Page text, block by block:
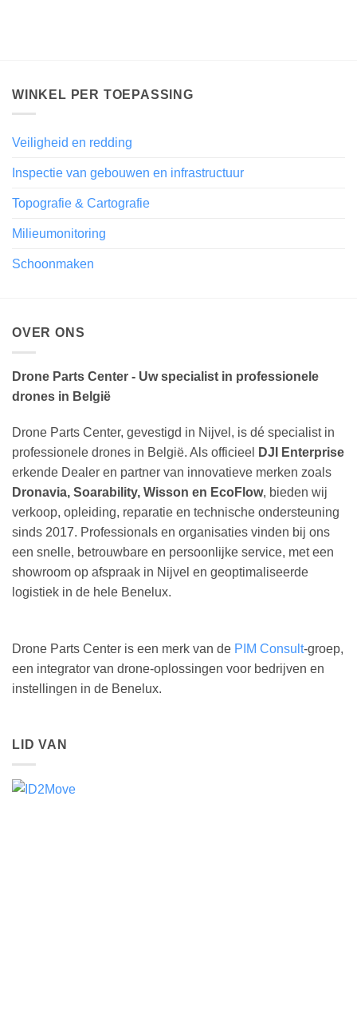
WINKEL PER TOEPASSING
Veiligheid en redding
Inspectie van gebouwen en infrastructuur
Topografie & Cartografie
Milieumonitoring
Schoonmaken
OVER ONS
Drone Parts Center - Uw specialist in professionele
drones in België
Drone Parts Center, gevestigd in Nijvel, is dé specialist in
professionele drones in België. Als officieel
DJI Enterprise
erkende Dealer en partner van innovatieve merken zoals
Dronavia, Soarability, Wisson en EcoFlow, bieden wij
verkoop, opleiding, reparatie en technische ondersteuning
sinds 2017. Professionals en organisaties vinden bij ons
een snelle, betrouwbare en persoonlijke service, met een
showroom op afspraak in Nijvel en geoptimaliseerde
logistiek in de hele Benelux.
Drone Parts Center is een merk van de PIM Consult-groep,
een integrator van drone-oplossingen voor bedrijven en
instellingen in de Benelux.
LID VAN